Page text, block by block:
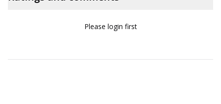
Please login first